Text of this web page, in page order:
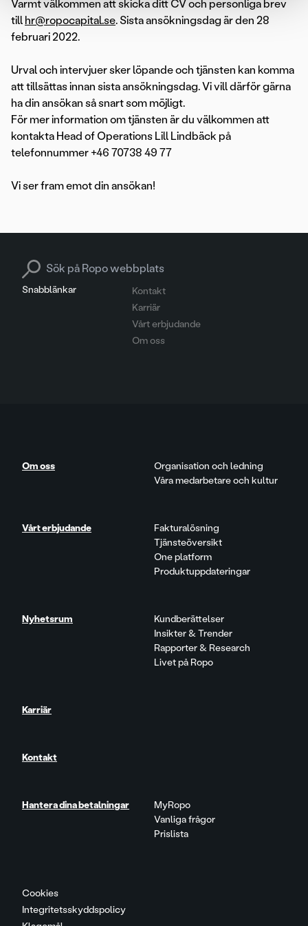
Varmt välkommen att skicka ditt CV och personliga brev
till hr@ropocapital.se. Sista ansökningsdag är den 28
februari 2022.
Urval och intervjuer sker löpande och tjänsten kan komma
att tillsättas innan sista ansökningsdag. Vi vill därför gärna
ha din ansökan så snart som möjligt.
För mer information om tjänsten är du välkommen att
kontakta Head of Operations Lill Lindbäck på
telefonnummer +46 70738 49 77
Vi ser fram emot din ansökan!
Snabblänkar
Kontakt
Karriär
Vårt erbjudande
Om oss
Search for:
Cookies
Integritetsskyddspolicy
Om oss
Organisation och ledning
Våra medarbetare och kultur
Vårt erbjudande
Fakturalösning
Tjänsteöversikt
One platform
Produktuppdateringar
Nyhetsrum
Kundberättelser
Insikter & Trender
Rapporter & Research
Livet på Ropo
Karriär
Kontakt
Hantera dina betalningar
MyRopo
Vanliga frågor
Prislista